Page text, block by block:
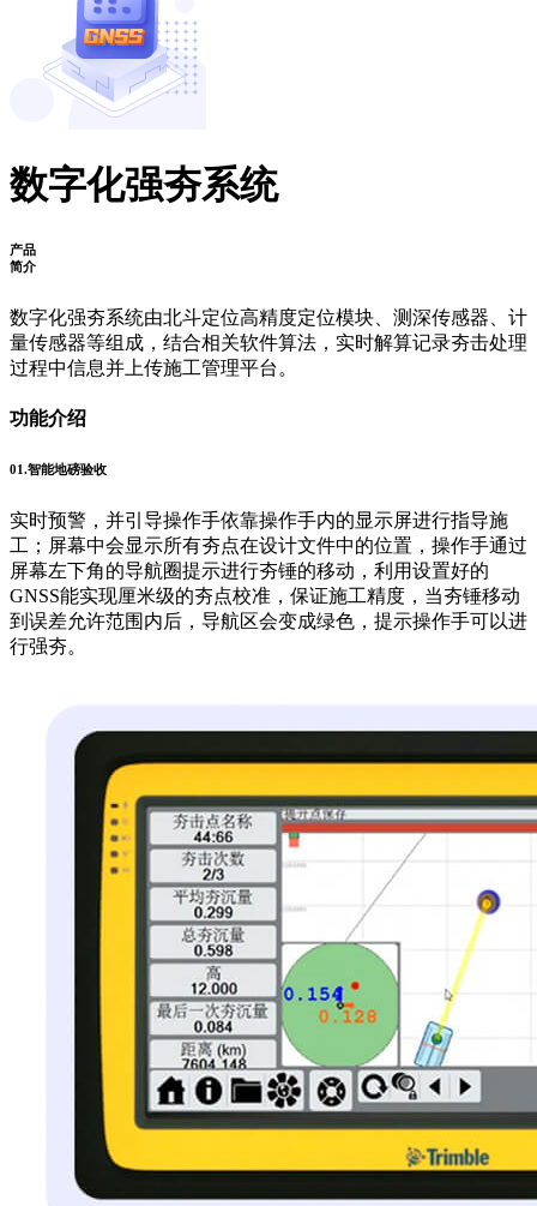
数字化强夯系统
产品
简介
数字化强夯系统由北斗定位高精度定位模块、测深传感器、计
量传感器等组成，结合相关软件算法，实时解算记录夯击处理
过程中信息并上传施工管理平台。
功能介绍
01.智能地磅验收
实时预警，并引导操作手依靠操作手内的显示屏进行指导施
工；屏幕中会显示所有夯点在设计文件中的位置，操作手通过
屏幕左下角的导航圈提示进行夯锤的移动，利用设置好的
GNSS能实现厘米级的夯点校准，保证施工精度，当夯锤移动
到误差允许范围内后，导航区会变成绿色，提示操作手可以进
行强夯。